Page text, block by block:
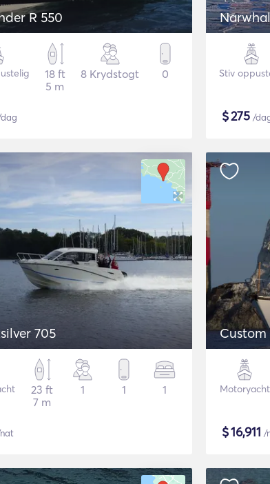
R 550
18 ft
5 m
8 Krydstogt 0 Stiv
$275 /
705
23 ft
7 m
1 1 1
Custom
Motoryacht
$16,911 /